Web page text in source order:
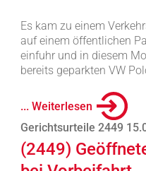
Es kam zu einem
auf einem öffentlichen
einfuhr und in diesem
bereits geparkten VW
... Weiterlesen
Gerichtsurteile 2449
(2449)